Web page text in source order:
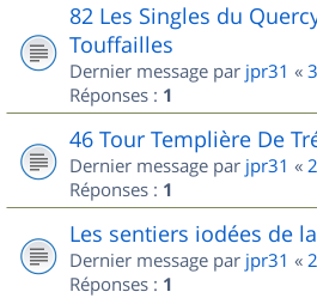
82 Les Singles du
Touffailles
Dernier message par jpr31 «
Réponses : 1
46 Tour Templière De
Dernier message par jpr31 «
Réponses : 1
Les sentiers iodées de
Dernier message par jpr31 «
Réponses : 1